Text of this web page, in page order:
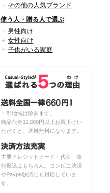
その他の人気ブランド
使う人・贈る人で選ぶ
男性向け
女性向け
子供がいる家庭
一部地域は除きます。
商品代金11,000円以上お買上げい
ただくと、送料無料になります。
主要クレジットカード・代引・銀
行振込はもちろん、コンビニ決済
やPaypal決済にも対応していま
す。